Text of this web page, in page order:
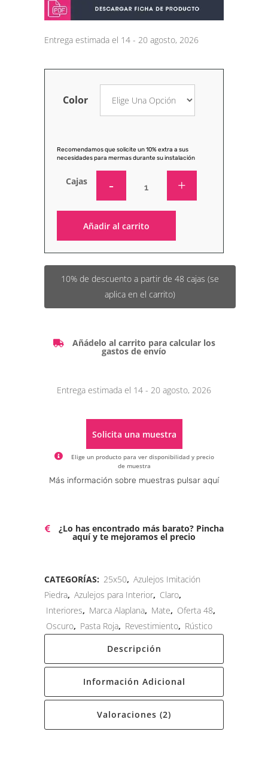
Entrega estimada el 14 - 20 agosto, 2026
Color
Recomendamos que solicite un 10% extra a sus
necesidades para mermas durante su instalación
Cajas
Añadir al carrito
10% de descuento a partir de 48 cajas (se
aplica en el carrito)
Añádelo al carrito para calcular los
gastos de envío
Entrega estimada el 14 - 20 agosto, 2026
Solicita una muestra
Elige un producto para ver disponibilidad y precio
de muestra
Alternative:
Más información sobre muestras pulsar aquí
¿Lo has encontrado más barato? Pincha
aquí y te mejoramos el precio
CATEGORÍAS: 25x50, Azulejos Imitación
Piedra, Azulejos para Interior, Claro,
Interiores, Marca Alaplana, Mate, Oferta 48,
Oscuro, Pasta Roja, Revestimiento, Rústico
Descripción
Información Adicional
Valoraciones (2)